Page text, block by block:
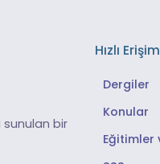
sunulan bir
Hızlı Erişim
Dergiler
Konular
Eğitimler